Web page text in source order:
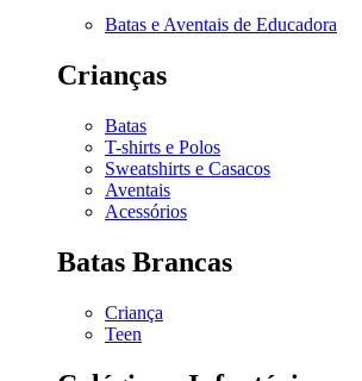
Batas e Aventais de Educadora
Crianças
Batas
T-shirts e Polos
Sweatshirts e Casacos
Aventais
Acessórios
Batas Brancas
Criança
Teen